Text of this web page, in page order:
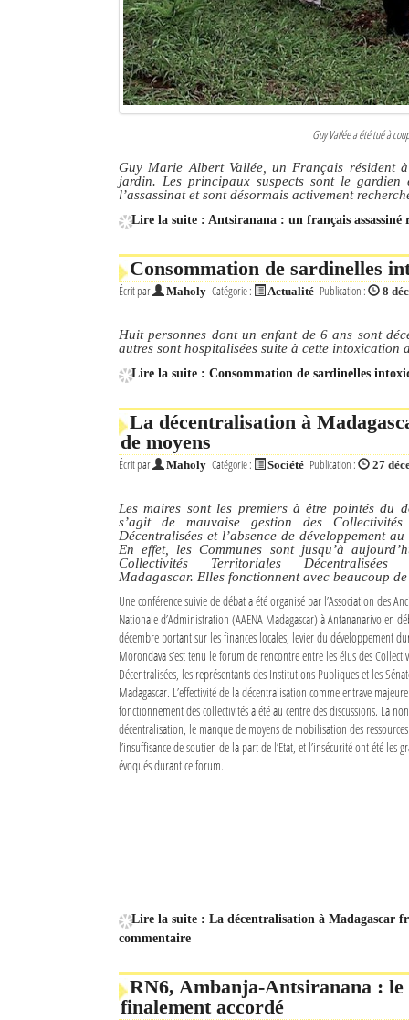
Guy Vallée a été tué à
Guy Marie Albert Vallée, un Français résident
jardin. Les principaux suspects sont le
l’assassinat et sont désormais activement
Lire la suite : Antsiranana : un français
Consommation de sardinelles
Écrit par Maholy Catégorie : Actualité Publication : 8
Huit personnes dont un enfant de 6 ans sont
autres sont hospitalisées suite à cette intoxication
Lire la suite : Consommation de sardinelles
La décentralisation à
de moyens
Écrit par Maholy Catégorie : Société Publication : 27
Les maires sont les premiers à être pointés du
s’agit de mauvaise gestion des Collectivités
Décentralisées et l’absence de développement
En effet, les Communes sont jusqu’à
Collectivités Territoriales
Madagascar. Elles fonctionnent avec beaucoup
Une conférence suivie de débat a été organisé par l’Association des
Nationale d’Administration (AAENA Madagascar) à Antananarivo en
décembre portant sur les finances locales, levier du développement
Morondava s’est tenu le forum de rencontre entre les élus des
Décentralisées, les représentants des Institutions Publiques et les
Madagascar. L’effectivité de la décentralisation comme entrave
fonctionnement des collectivités a été au centre des discussions. La
décentralisation, le manque de moyens de mobilisation des
l’insuffisance de soutien de la part de l’Etat, et l’insécurité ont été les
évoqués durant ce forum.
Lire la suite : La décentralisation à Madagascar
commentaire
RN6, Ambanja-Antsiranana :
finalement accordé